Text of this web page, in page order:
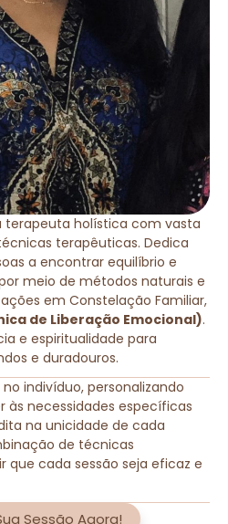
terapeuta holística com vasta
terapêuticas. Dedica
a encontrar equilíbrio e
meio de métodos naturais e
em Constelação Familiar,
de Liberação Emocional).
e espiritualidade para
e duradouros.
indivíduo, personalizando
às necessidades específicas
na unicidade de cada
de técnicas
que cada sessão seja eficaz e
Sessão Agora!